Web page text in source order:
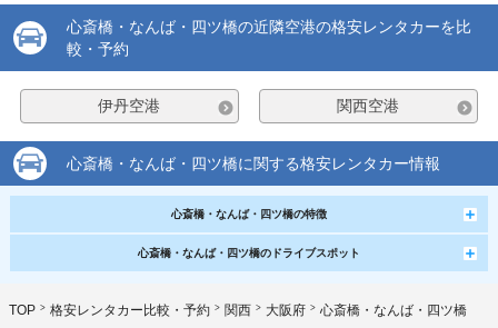
心斎橋・なんば・四ツ橋の近隣空港の格安レンタカーを比
較・予約
伊丹空港 関西空港
心斎橋・なんば・四ツ橋に関する格安レンタカー情報
心斎橋・なんば・四ツ橋の特徴
心斎橋・なんば・四ツ橋のドライブスポット
TOP 格安レンタカー比較・予約 関西 大阪府 心斎橋・なんば・四ツ橋